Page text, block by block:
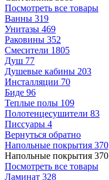
Посмотреть все товары
Ванны 319
Унитазы 469
Раковины 352
Смесители 1805
Душ 77
Душевые кабины 203
Инсталляции 70
Биде 96
Теплые полы 109
Полотенцесушители 83
Писсуары 4
Вернуться обратно
Напольные покрытия 370
Напольные покрытия 370
Посмотреть все товары
Ламинат 328